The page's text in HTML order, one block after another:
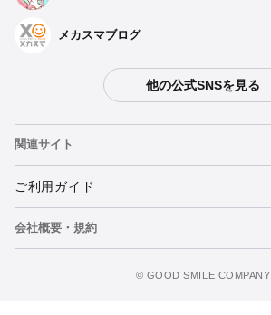
メカスマブログ
他の公式SNSを見る
関連サイト
ねんどろいど
ねんどろいどフェイスメーカー
ご利用ガイド
重要なお知らせ
会社概要・規約
©️ GOOD SMILE COMPANY